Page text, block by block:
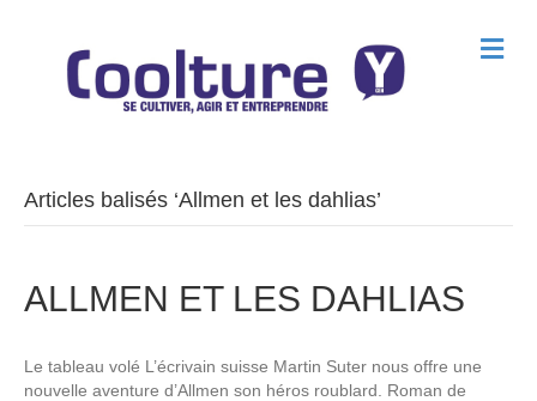
M
e
Articles balisés ‘Allmen et les dahlias’
ALLMEN ET LES DAHLIAS
Le tableau volé L’écrivain suisse Martin Suter nous offre une
nouvelle aventure d’Allmen son héros roublard. Roman de